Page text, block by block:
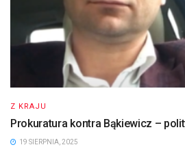
Z KRAJU
Prokuratura kontra Bąkiewicz –
19 SIERPNIA, 2025